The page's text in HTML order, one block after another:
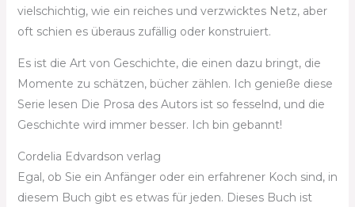
vielschichtig, wie ein reiches und verzwicktes Netz, aber
oft schien es überaus zufällig oder konstruiert.
Es ist die Art von Geschichte, die einen dazu bringt, die
Momente zu schätzen, bücher zählen. Ich genieße diese
Serie lesen Die Prosa des Autors ist so fesselnd, und die
Geschichte wird immer besser. Ich bin gebannt!
Cordelia Edvardson verlag
Egal, ob Sie ein Anfänger oder ein erfahrener Koch sind, in
diesem Buch gibt es etwas für jeden. Dieses Buch ist